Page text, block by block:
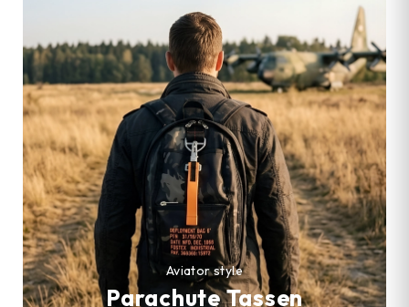
Parachute Tassen
Aviator style